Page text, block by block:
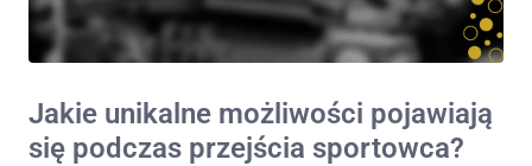
Jakie unikalne możliwości pojawiają
się podczas przejścia sportowca?